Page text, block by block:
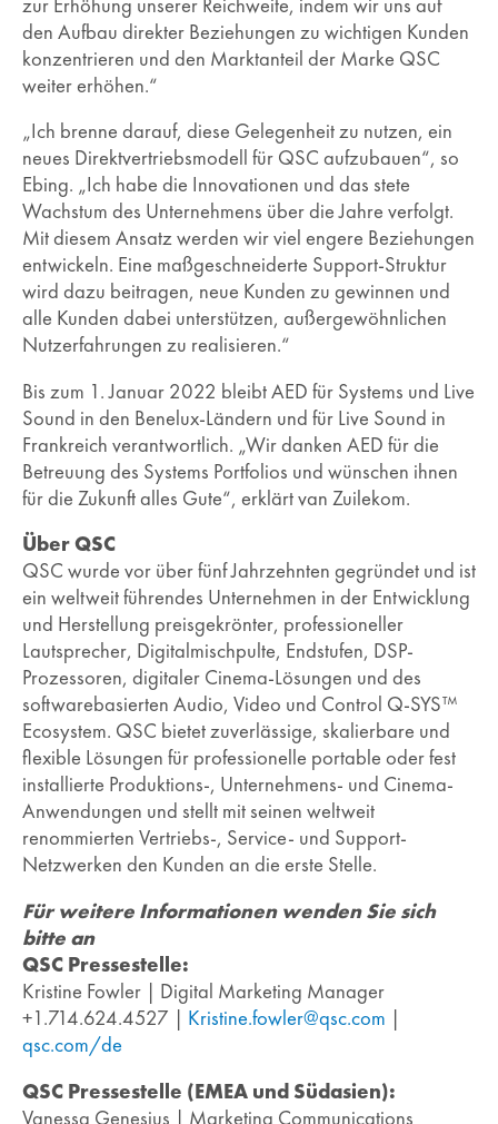
den Aufbau direkter Beziehungen zu wichtigen Kunden
konzentrieren und den Marktanteil der Marke QSC
weiter erhöhen.“
„Ich brenne darauf, diese Gelegenheit zu nutzen, ein
neues Direktvertriebsmodell für QSC aufzubauen“, so
Ebing. „Ich habe die Innovationen und das stete
Wachstum des Unternehmens über die Jahre verfolgt.
Mit diesem Ansatz werden wir viel engere Beziehungen
entwickeln. Eine maßgeschneiderte Support-Struktur
wird dazu beitragen, neue Kunden zu gewinnen und
alle Kunden dabei unterstützen, außergewöhnlichen
Nutzerfahrungen zu realisieren.“
Bis zum 1. Januar 2022 bleibt AED für Systems und Live
Sound in den Benelux-Ländern und für Live Sound in
Frankreich verantwortlich. „Wir danken AED für die
Betreuung des Systems Portfolios und wünschen ihnen
für die Zukunft alles Gute“, erklärt van Zuilekom.
Über QSC
QSC wurde vor über fünf Jahrzehnten gegründet und ist
ein weltweit führendes Unternehmen in der Entwicklung
und Herstellung preisgekrönter, professioneller
Lautsprecher, Digitalmischpulte, Endstufen, DSP-
Prozessoren, digitaler Cinema-Lösungen und des
softwarebasierten Audio, Video und Control Q-SYS™
Ecosystem. QSC bietet zuverlässige, skalierbare und
flexible Lösungen für professionelle portable oder fest
installierte Produktions-, Unternehmens- und Cinema-
Anwendungen und stellt mit seinen weltweit
renommierten Vertriebs-, Service- und Support-
Netzwerken den Kunden an die erste Stelle.
Für weitere Informationen wenden Sie sich
bitte an
QSC Pressestelle:
Kristine Fowler | Digital Marketing Manager
+1.714.624.4527 | Kristine.fowler@qsc.com |
qsc.com/de
QSC Pressestelle (EMEA und Südasien):
Vanessa Genesius | Marketing Communications